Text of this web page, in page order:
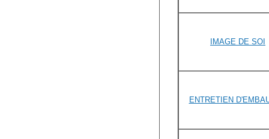
IMAGE DE SOI
ENTRETIEN